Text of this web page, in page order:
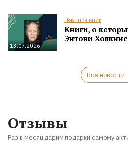
13.07.2026
Новинки книг
Книги, о
Энтони
Все новости
Отзывы
Раз в месяц дарим подарки самому